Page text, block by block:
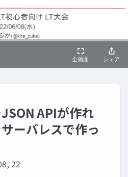
APIが作れ
ーバレスで作っ
22